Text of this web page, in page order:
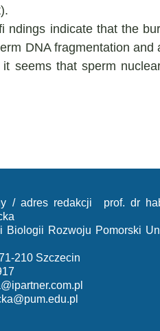
ndings indicate that the
DNA fragmentation and
seems that sperm
/ adres redakcji prof. dr
Biologii Rozwoju Pomorski
210 Szczecin